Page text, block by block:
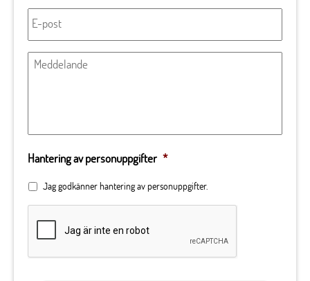
E-
post *
Meddelande
Hantering av personuppgifter *
Jag godkänner hantering av personuppgifter.